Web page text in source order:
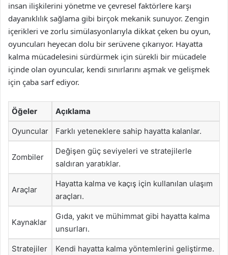
insan ilişkilerini yönetme ve çevresel faktörlere karşı
dayanıklılık sağlama gibi birçok mekanik sunuyor. Zengin
içerikleri ve zorlu simülasyonlarıyla dikkat çeken bu oyun,
oyuncuları heyecan dolu bir serüvene çıkarıyor. Hayatta
kalma mücadelesini sürdürmek için sürekli bir mücadele
içinde olan oyuncular, kendi sınırlarını aşmak ve gelişmek
için çaba sarf ediyor.
Öğeler Açıklama
Oyuncular Farklı yeteneklere sahip hayatta kalanlar.
Zombiler
Değişen güç seviyeleri ve stratejilerle
saldıran yaratıklar.
Araçlar
Hayatta kalma ve kaçış için kullanılan ulaşım
araçları.
Kaynaklar
Gıda, yakıt ve mühimmat gibi hayatta kalma
unsurları.
Stratejiler Kendi hayatta kalma yöntemlerini geliştirme.